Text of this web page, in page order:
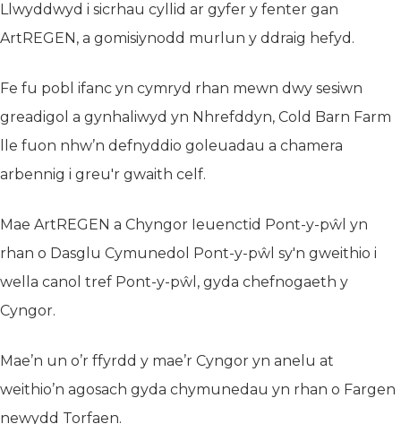
Llwyddwyd i sicrhau cyllid ar gyfer y fenter gan
ArtREGEN, a gomisiynodd murlun y ddraig hefyd.
Fe fu pobl ifanc yn cymryd rhan mewn dwy sesiwn
greadigol a gynhaliwyd yn Nhrefddyn, Cold Barn Farm
lle fuon nhw’n defnyddio goleuadau a chamera
arbennig i greu'r gwaith celf.
Mae ArtREGEN a Chyngor Ieuenctid Pont-y-pŵl yn
rhan o Dasglu Cymunedol Pont-y-pŵl sy'n gweithio i
wella canol tref Pont-y-pŵl, gyda chefnogaeth y
Cyngor.
Mae’n un o’r ffyrdd y mae’r Cyngor yn anelu at
weithio’n agosach gyda chymunedau yn rhan o Fargen
newydd Torfaen.